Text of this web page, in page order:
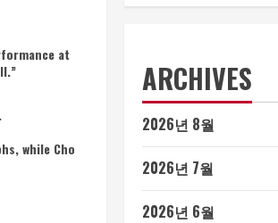
at
while Cho
ARCHIVES
2026년 8월
2026년 7월
2026년 6월